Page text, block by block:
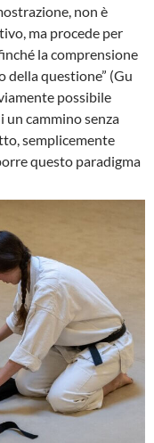
non è
ma procede per
la comprensione
della questione” (Gu
possibile
un cammino senza
semplicemente
questo paradigma